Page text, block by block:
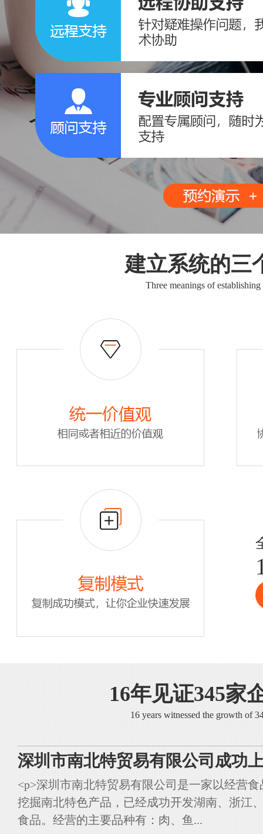
建立系统的三
Three meanings of establishing
16年见证345家
16 years witnessed the growth of
深圳市南北特贸易有限公司成功
<p>深圳市南北特贸易有限公司是一家以经营
挖掘南北特色产品，已经成功开发湖南、浙江
食品。经营的主要品种有：肉、鱼...